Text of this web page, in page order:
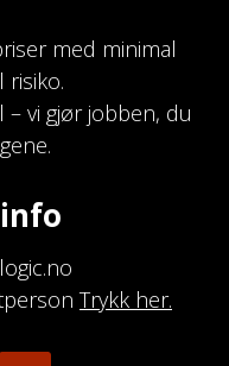
med minimal
risiko.
vi gjør jobben, du
Trykk her.